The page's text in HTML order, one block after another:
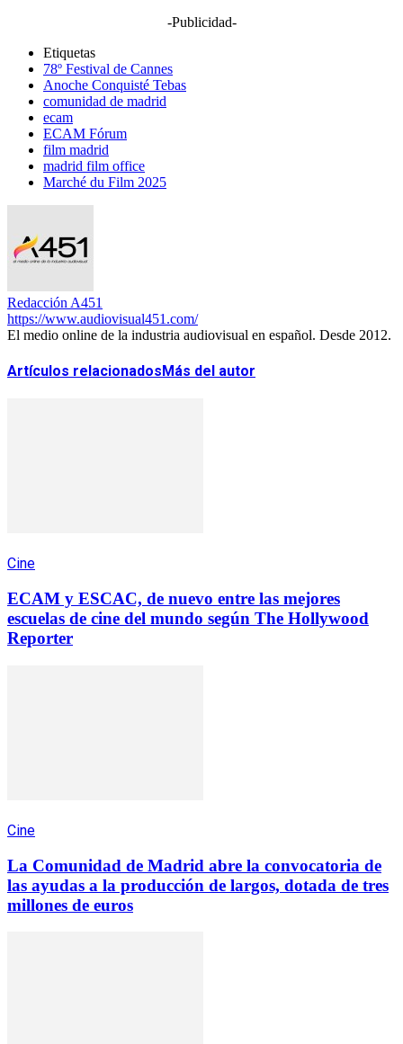
-Publicidad-
Etiquetas
78º Festival de Cannes
Anoche Conquisté Tebas
comunidad de madrid
ecam
ECAM Fórum
film madrid
madrid film office
Marché du Film 2025
Redacción A451
https://www.audiovisual451.com/
El medio online de la industria audiovisual en español. Desde 2012.
Artículos relacionadosMás del autor
Cine
ECAM y ESCAC, de nuevo entre las mejores
escuelas de cine del mundo según The Hollywood
Reporter
Cine
La Comunidad de Madrid abre la convocatoria de
las ayudas a la producción de largos, dotada de tres
millones de euros